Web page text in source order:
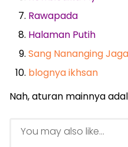
Rawapada
Halaman Putih
Sang Nananging
blognya ikhsan
Nah, aturan mainnya
You may also like...